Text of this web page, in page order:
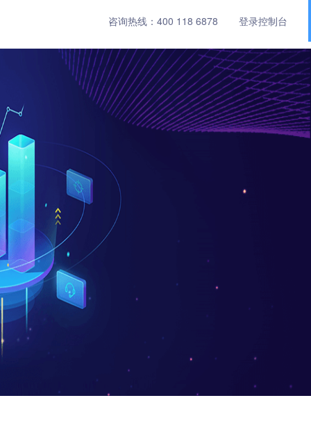
咨询热线： 400 118 6878 登录控制台